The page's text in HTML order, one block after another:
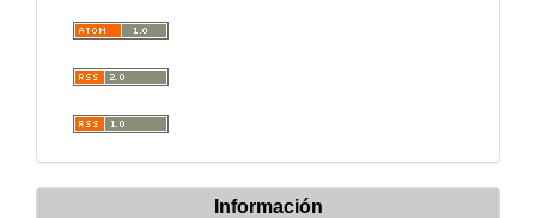
Información